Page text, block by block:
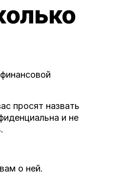
просят назвать
и не
о ней.